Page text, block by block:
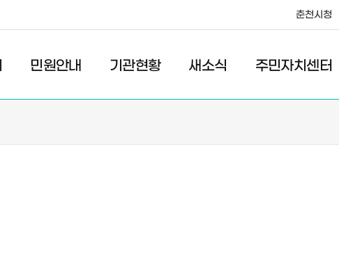
춘천시청
민원안내 기관현황 새소식 주민자치센터